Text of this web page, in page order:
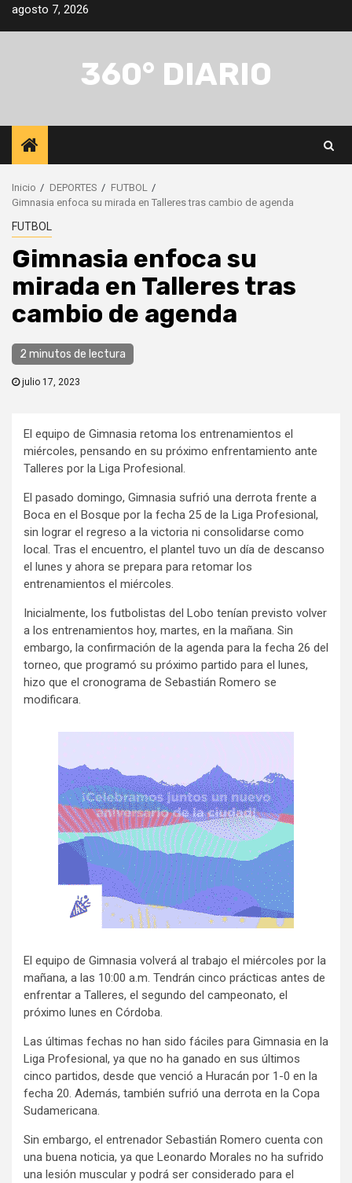
Saltar
agosto 7, 2026
360° DIARIO
Inicio DEPORTES
FUTBOL
Gimnasia enfoca su mirada en Talleres tras cambio de agenda
FUTBOL
Gimnasia enfoca su
mirada en Talleres tras
cambio de agenda
2 minutos de lectura
julio 17, 2023
El equipo de Gimnasia retoma los entrenamientos el
miércoles, pensando en su próximo enfrentamiento ante
Talleres por la Liga Profesional.
El pasado domingo, Gimnasia sufrió una derrota frente a
Boca en el Bosque por la fecha 25 de la Liga Profesional,
sin lograr el regreso a la victoria ni consolidarse como
local. Tras el encuentro, el plantel tuvo un día de descanso
el lunes y ahora se prepara para retomar los
entrenamientos el miércoles.
Inicialmente, los futbolistas del Lobo tenían previsto volver
a los entrenamientos hoy, martes, en la mañana. Sin
embargo, la confirmación de la agenda para la fecha 26 del
torneo, que programó su próximo partido para el lunes,
hizo que el cronograma de Sebastián Romero se
modificara.
El equipo de Gimnasia volverá al trabajo el miércoles por la
mañana, a las 10:00 a.m. Tendrán cinco prácticas antes de
enfrentar a Talleres, el segundo del campeonato, el
próximo lunes en Córdoba.
Las últimas fechas no han sido fáciles para Gimnasia en la
Liga Profesional, ya que no ha ganado en sus últimos
cinco partidos, desde que venció a Huracán por 1-0 en la
fecha 20. Además, también sufrió una derrota en la Copa
Sudamericana.
Sin embargo, el entrenador Sebastián Romero cuenta con
una buena noticia, ya que Leonardo Morales no ha sufrido
una lesión muscular y podrá ser considerado para el